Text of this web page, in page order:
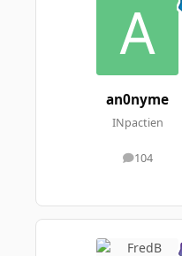
an0nyme
INpactien
104
messages